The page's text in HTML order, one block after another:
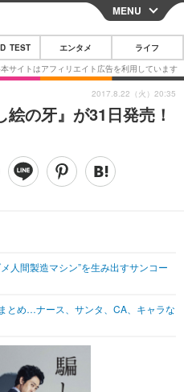
CLOSE
スマートフォン
その他
映画・ドラマ
その他
MENU
TEST エンタメ ライフ
の牙』が31日発売！
人間製造マシン”を生み出すサンコー
とめ…ナース、サンタ、CA、キャラな
2017.8.22（火）20:35